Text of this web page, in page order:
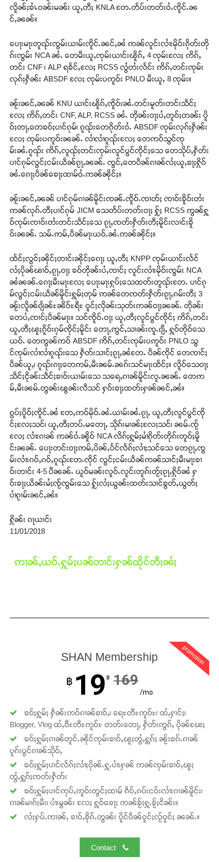
တႃႇႁႂ်ႈသဵင်ၵၢင်ၸႂ်ၵူၼ်းမိူင်း ၵူႈတီႈၵူႈလႅၼ်ပေႃးတေၸွ
တ်ႇ တူဝ်ႈလုမ်ႈၾႃႉၼၼ်ႉ ၶဝ်ႈႁူမ်ႈၵမ်ႉထႅမ် ၸုမ်းၶၢ
ဝ်ႇၽူႈတွႆႇႁွၵ်ႈ လႆႈယူႇၶႃႈဢေႃႈ။
Donate Now
လိူၼ်ႈၶၢႆႉဝၼ်းမၼ်း ယူႇတီႈ KNLA တႄႉတႅပ်းတတ်းဝႆႉၸိူင်ႉၼ
င်ႇၼၼ်။
ပေႃးမႃးတူၺ်းၸွမ်းယၢမ်းၸိူင်ႉၼင်ႇၼႆ ဢၼ်လူင်းလၢႆးမိုဝ်းၵိုတ်းတို
ၵ်းၸွမ်း NCA ၼႆႉ တေမီးယူႇၸုမ်းယၢင်းၽိူၵ်ႇ 4 ၸုမ်းလႄႈ ဢိၵ်ႇ
တင်း CNF ၊ ALP ရၶႅင်ႇလႄႈ RCSS လွႆတႆးလႅင်း ဢိၵ်ႇတင်းၸုမ်း
လုၵ်ႈႁဵၼ်း ABSDF လႄႈ ၸုမ်းပဢူဝ်း PNLO မီးယူႇ 8 ၸုမ်း။
ၼႂ်းၼင်ႇၼၼ် KNU ယၢင်းၽိူၵ်ႇၸိူဝ်းၼႆႉတင်းမူတ်းတင်းသဵင်ႈ
လႄႈ ဢိၵ်ႇတင်း CNF, ALP, RCSS ၼႆႉ တိုၼ်းဝႃႈပႆႇတူဝ်ႈတၼ်း ပိူ
ဝ်ႈတႃႇတေၶဝ်ႈပၢင်ၵုမ်၊ ၵူၺ်းတေၵိုတ်းဝႆႉ ABSDF ၸုမ်းလုၵ်ႈႁဵၼ်း
လႄႈ ၸုမ်းပဢူဝ်းၼၼ်ႉ လၢႆလၢႆၵူၺ်းလႄႈ တေဢဝ်သွင်ၸု
မ်းၼႆႉၵူၺ်း ဢိၵ်ႇလူၺ်ႈတင်းၸုမ်းလူင်ပွင်ၸိုင်ႈသေ တေသိုပ်ႇႁဵတ်း
ပၢင်ၵုမ်လွင်ႈငမ်းယဵၼ်ၵႂႃႇၼၼ်ႉ ၸွင်ႇတေပဵၼ်ၵၢၼ်လႆႈယူႇၶႃႈႁိုဝ်
ၼႆႉၵေႃႈပဵၼ်ၶေႃႈထၢမ်ဝႆႉဢၼ်ၼိုင်ႈ။
ၼႂ်းၼင်ႇၼၼ် ပၢင်ၵုမ်ၵၢၼ်မိူင်းၸၼ်ႉၸိူဝ်ႉၸၢတ်ႈ ၸၢဝ်းၶိူဝ်းတႆး
ဢၼ်လုၵ်ႉတီႈပၢင်ၵုမ် JICM သေတႅပ်းတတ်းဝႃႈ ႁႂ်ႈ RCSS ဢွၼ်ႁူ
ဝ်ၸုမ်းၸၢဝ်းတႆးတင်းသဵင်ႈသေ ၵႂႃႇၸတ်းႁဵတ်းတီႈမိူင်းလၢင်းၶိူ
ဝ်းၼၼ်ႉ သမ်ႉဢမ်ႇပဵၼ်မႃးယဝ်ႉၼႆႉဢၼ်ၼိုင်ႈ။
ထႅင်ႈလွင်ႈၼိုင်ႈတၢင်းၼိုင်ႈၵေႃႈ ယူႇတီႈ KNPP ၸုမ်းယၢင်းလႅင်
လႆႈပိုၼ်ၽၢဝ်ႇၵႂႃႇဝႃႈ ၶဝ်တိုၼ်းပႆႇၸၢင်ႈ လူင်းလၢႆးမိုဝ်းၸွမ်း NCA
ၼႆၼၼ်ႉၵေႃႈမီးမႃးလႄႈ ပေႃးမႃးႁုပ်ႈသေထတ်းတူၺ်းတႄႉ ပၢင်ၵု
မ်လွင်ႈငမ်းယဵၼ်မိူင်းႁူမ်ႈတုမ် ဢၼ်တေၸတ်းႁဵတ်းၵႂႃႇၵမ်းတီႈ 3
ၼႂ်းလိူၼ်ၵျႅၼ်ႊၼိဝ်ႊရီႊ ဝူင်ႈလိုၼ်းသုတ်းဢၼ်ဝႃႈၼၼ်ႉ တိုၼ်း
တေပႆႇၸၢင်ႈပဵၼ်မႃး။ သင်ၸိူဝ်ႉဝႃႈ ယူႇတီႈလူင်ပွင်ၸိုင်ႈ ဢိၵ်ႇတင်း
ယူႇတီႈၽူႈၵိူဝ်းၵုမ်ၸိုင်ႈမိူင်း တေႃႇဢွင်ႇသၢၼ်းၸူႉၵျီႇ ႁူဝ်တိုဝ်သေ
ယဝ်ႉ တေဢွၼ်ဢဝ် ABSDF ဢိၵ်ႇတင်းၸုမ်းပဢူဝ်း PNLO သွ
င်ၸုမ်းလၢႆလၢႆၵူၺ်းသေ ႁဵတ်းသၢင်ႈၵႂႃႇၼႆတႄႉ ပဵၼ်ၸိုင် တေၸၢင်ႈ
ပဵၼ်ယူႇ၊ ၵူၺ်းၵႃႈတေဢမ်ႇမီးၼမ်ႉၼၵ်းသင်မႃးထႅင်ႈ။ လိူဝ်သေဝႃႈ
သဵင်ႈငိုၼ်းသဵင်ႈၶၢဝ်းယၢမ်းသေ သရေႇၵၢၼ်မိူင်းလူႉၼၼ်ႉ တေဢ
မ်ႇမီးၼမ်ႉတွၼ်းၽွၼ်းလီသင် ႁဝ်းၶႃႈထတ်းႁၼ်ၼင်ႇၼႆ။
ၵွပ်ႈပိူဝ်ႈၸိူင်ႉၼႆ တႄႇဢဝ်မိုဝ်ႉၼႆႉယၢမ်းၼႆႉၵႂႃႇ ယူႇတီႈလူင်ပွင်ၸို
င်ႈလႄႈသင်၊ ယူႇတီႈတပ်ႉမတေႃႇ သိုၵ်းမၢၼ်ႈလႄႈသင်၊ ၼမ်ႉၸႂ်
လႄႈ လၢႆးၵၢၼ် ဢၼ်ဝႆႉၼိူဝ် NCA လိၵ်ႈႁူမ်ႈမၢႆၵိုတ်းတိုၵ်းတူဝ်ႈမိူ
င်းၼၼ်ႉ ပေႃးတင်းဝႃႈဢမ်ႇပိၼ်ႇပႅင်လႅၵ်ႈလၢႆႈသင်သေ တေၵႂႃႇၸွ
မ်းလၢႆးၵဝ်ႇၵဝ်ႇၵူၺ်းတႄႉၸိုင် လွင်ႈငမ်းယဵၼ်ဢၼ်သၢင်ႈမီးမႃးၶၢ
ဝ်းတၢင်း 4-5 ပီၼၼ်ႉ ယူဝ်မၼ်းလူဝ်ႉလူင်းတူၵ်းတႂ်ႈၵႂႃႇႁိုဝ်ၼႆ ႁ
ဝ်းၶႃႈယိၼ်းမႆႈၸႂ်ၸွမ်းသေ ႁႂ်ႈလႆႈယွၼ်းထတ်းသၢင်ၶွတ်ႇယွတ်ႈ
ပၢႆၵႂၢမ်းၼင်ႇၼႆ။
ႁိုၼ်း ၵႃယၢင်း
11/01/2018
ဢၢၼ်ႇယဝ်ႉႁူမ်ႈပၼ်တၢင်းႁၼ်ထိုင်တီႈၼႆႈ
promotion
SHAN Membership
฿ 19 ฿ 169
/mo
ၶဝ်ႈႁူမ်ႈ ႁဵၼ်းဢဝ်ၵၢၼ်ၶၢဝ်ႇ၊ ရေႊတီႊဢူဝ်ႊ၊ ထႆႇႁၢင်ႈ၊
Blogger, Vlog ထႆႇဝီႊတီႊဢူဝ်ႊ တတ်းတေႃႇ ႁဵတ်းဢွၵ်ႇ ပိုၼ်ၽႄႈ
ၶဝ်ႈႁူမ်ႈၵၢၼ်တူင်ႉၼိုင်ၸုမ်းၶၢဝ်ႇၽူႈတွႆႇႁွၵ်ႈ ၼႂ်းၶၵ်ႉၵၢၼ်
ပူၵ်းပွင်ၵၢၼ်သိုဝ်ႇ
ၶဝ်ႈႁူမ်ႈပၢင်လႅၵ်ႈလၢႆႈပိုၼ်ႉႁူႉပၢႆးႁၼ် ဢၼ်ၸုမ်းၶၢဝ်ႇၽူႈ
တွႆႇႁွၵ်ႈၸတ်းႁဵတ်း
ၶဝ်ႈႁူမ်ႈပၢင်ဢုပ်ႇဢူဝ်းတွင်ႈထၢမ် ၵဵဝ်ႇၵပ်းငဝ်းလၢႆးၵၢၼ်မိူင်း၊
ၵၢၼ်မၢၵ်ႈမီး၊ ပၢႆးမွၼ်း လႄႈ ႁူဝ်ၶေႃႈ ဢၼ်ၶႂ်ႈႁူႉၶႂ်ႈငိၼ်း။
လႆႈႁပ်ႉဢၢၼ်ႇ ၶၢဝ်ႇၶိုၵ်ႉတွၼ်း ပိူင်ပဵၼ်ဝူင်ႈလႂ်ဝူင်ႈ ၼၼ်ႉ။
Contact